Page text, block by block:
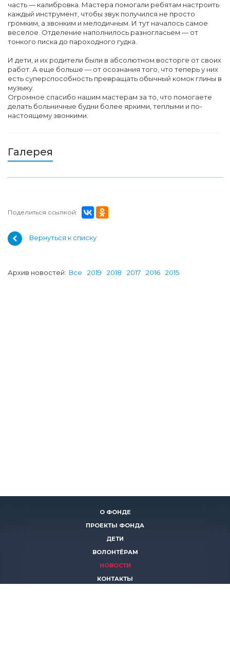
часть — калибровка. Мастера помогали ребятам настроить
каждый инструмент, чтобы звук получился не просто
громким, а звонким и мелодичным. И тут началось самое
веселое. Отделение наполнилось разногласьем — от
тонкого писка до пароходного гудка.
И дети, и их родители были в абсолютном восторге от своих
работ. А еще больше — от осознания того, что теперь у них
есть суперспособность превращать обычный комок глины в
музыку.
Огромное спасибо нашим мастерам за то, что помогаете
делать больничные будни более яркими, теплыми и по-
настоящему звонкими.
Галерея
Поделиться ссылкой:
Вернуться к списку
Архив новостей: Все 2019 2018 2017 2016 2015
О ФОНДЕ
ПРОЕКТЫ ФОНДА
ДЕТИ
ВОЛОНТЁРАМ
НОВОСТИ
КОНТАКТЫ